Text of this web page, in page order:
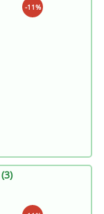
-11%